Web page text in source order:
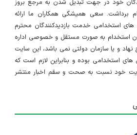
خود در جهت تبدیل شدن به مرجع بروز
برداشت. سعی همیشگی همکاران ما ارائه
استخدامی خدمت بازدیدکنندگان محترم
استخدام به صورت مستقل و خصوصی اداره
و یا سازمان دولتی نمی باشد، این سایت
استخدامی بوده و بنابراین لازم است که
خود نسبت به صحت و سقم اخبار منتشر